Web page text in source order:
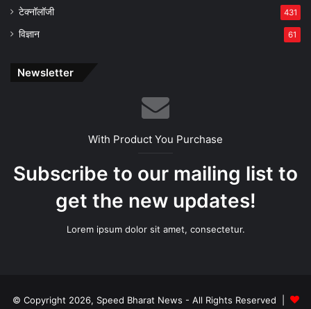
टेक्नॉलॉजी 431
विज्ञान 61
Newsletter
With Product You Purchase
Subscribe to our mailing list to
get the new updates!
Lorem ipsum dolor sit amet, consectetur.
© Copyright 2026, Speed Bharat News - All Rights Reserved |